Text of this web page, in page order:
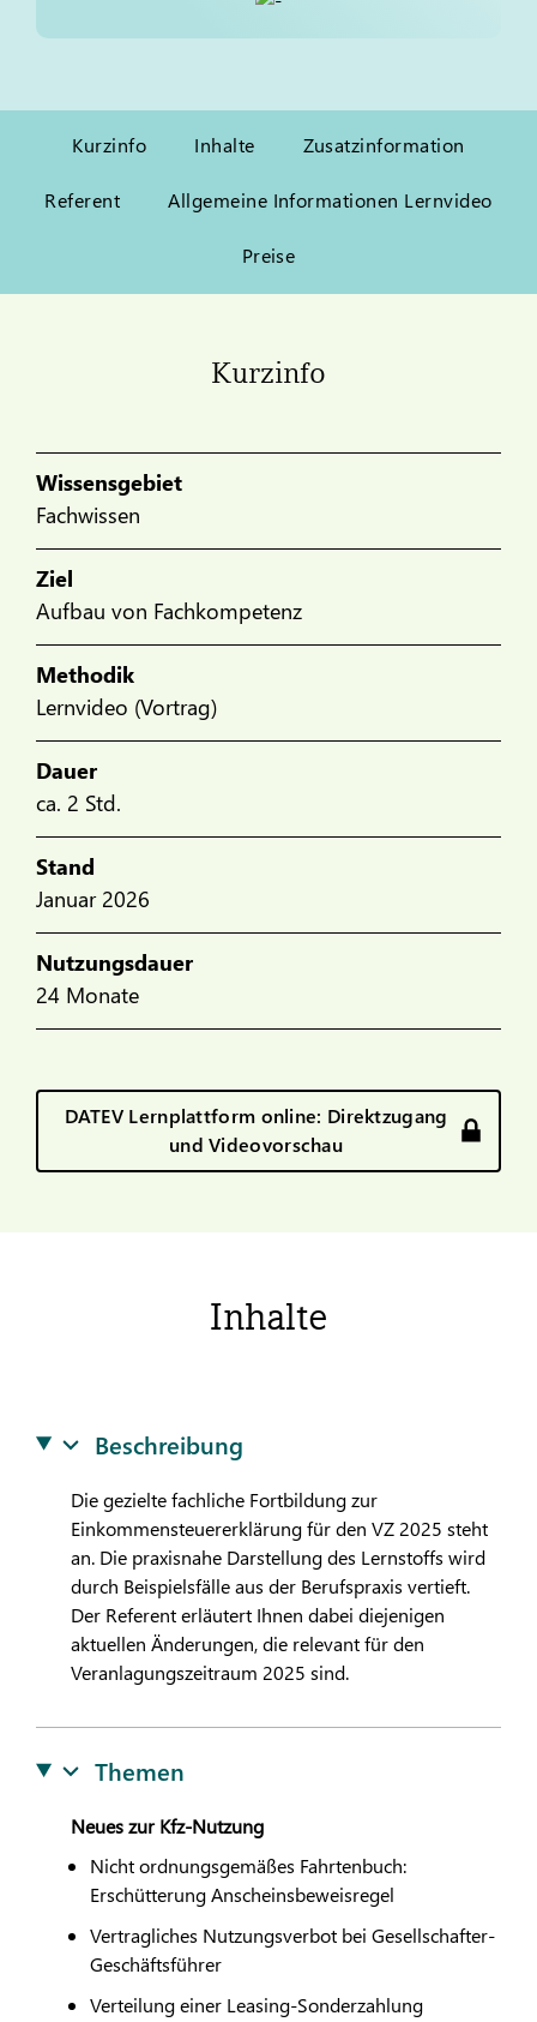
Kurzinfo Inhalte Zusatzinformation
Referent Allgemeine Informationen Lernvideo
Preise
Kurzinfo
Wissensgebiet
Fachwissen
Ziel
Aufbau von Fachkompetenz
Methodik
Lernvideo (Vortrag)
Dauer
ca. 2 Std.
Stand
Januar 2026
Nutzungsdauer
24 Monate
DATEV Lernplattform online: Direktzugang
und Videovorschau
Inhalte
Beschreibung
Die gezielte fachliche Fortbildung zur
Einkommensteuererklärung für den VZ 2025 steht
an. Die praxisnahe Darstellung des Lernstoffs wird
durch Beispielsfälle aus der Berufspraxis vertieft.
Der Referent erläutert Ihnen dabei diejenigen
aktuellen Änderungen, die relevant für den
Veranlagungszeitraum 2025 sind.
Themen
Neues zur Kfz-Nutzung
Nicht ordnungsgemäßes Fahrtenbuch:
Erschütterung Anscheinsbeweisregel
Vertragliches Nutzungsverbot bei Gesellschafter-
Geschäftsführer
Verteilung einer Leasing-Sonderzahlung